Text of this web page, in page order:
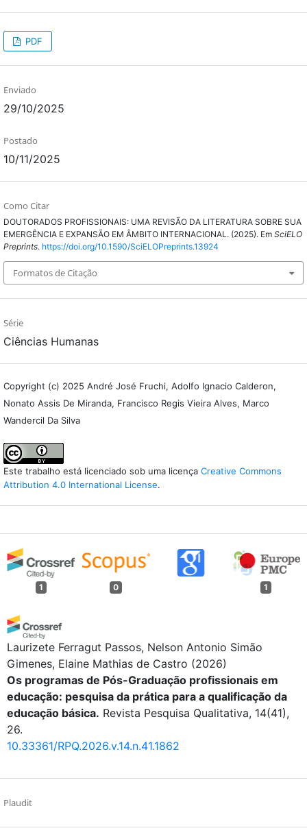
PDF
Enviado
29/10/2025
Postado
10/11/2025
Como Citar
DOUTORADOS PROFISSIONAIS: UMA REVISÃO DA LITERATURA SOBRE SUA
EMERGÊNCIA E EXPANSÃO EM ÂMBITO INTERNACIONAL. (2025). Em SciELO
Preprints. https://doi.org/10.1590/SciELOPreprints.13924
Formatos de Citação
Série
Ciências Humanas
Copyright (c) 2025 André José Fruchi, Adolfo Ignacio Calderon,
Nonato Assis De Miranda, Francisco Regis Vieira Alves, Marco
Wandercil Da Silva
Este trabalho está licenciado sob uma licença Creative Commons
Attribution 4.0 International License.
1 0 1
Laurizete Ferragut Passos, Nelson Antonio Simão
Gimenes, Elaine Mathias de Castro (2026)
Os programas de Pós-Graduação profissionais em
educação: pesquisa da prática para a qualificação da
educação básica. Revista Pesquisa Qualitativa, 14(41),
26.
10.33361/RPQ.2026.v.14.n.41.1862
Plaudit